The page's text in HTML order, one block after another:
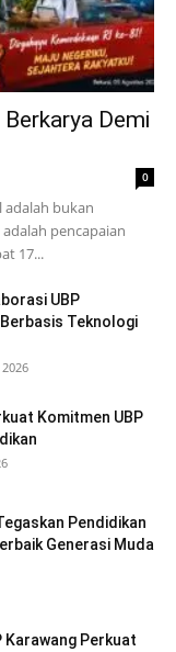
Demi
0
adalah bukan
pencapaian
17...
UBP
Teknologi
Komitmen UBP
Pendidikan
Generasi Muda
Karawang Perkuat